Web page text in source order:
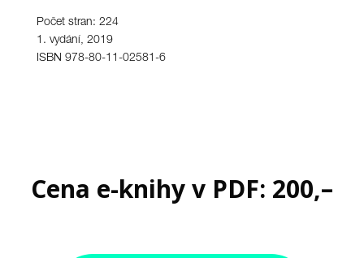
Počet stran: 224
1. vydání, 2019
ISBN 978-80-11-02581-6
Cena e-knihy v PDF: 200,–